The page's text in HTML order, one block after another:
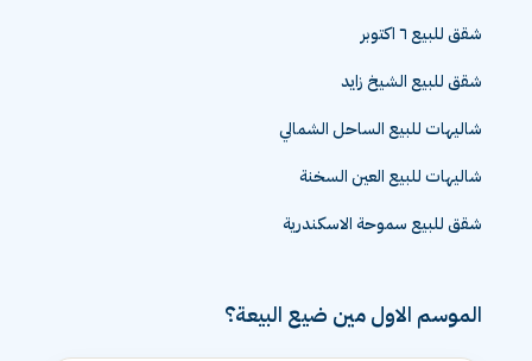
شقق للبيع ٦ اكتوبر
شقق للبيع الشيخ زايد
شاليهات للبيع الساحل الشمالي
شاليهات للبيع العين السخنة
شقق للبيع سموحة الاسكندرية
الموسم الاول مين ضيع البيعة؟